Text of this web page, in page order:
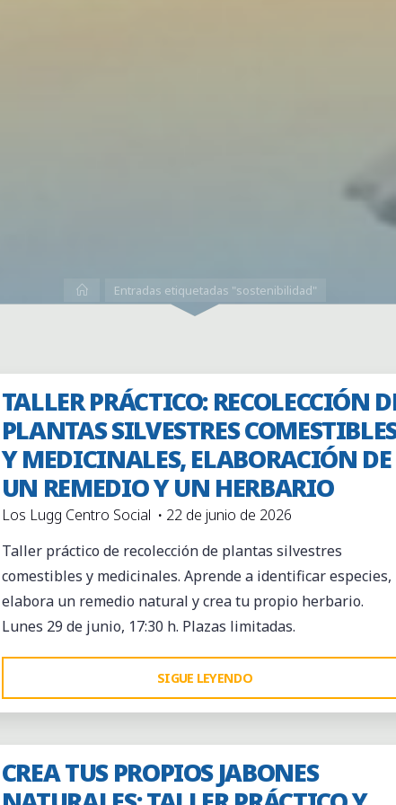
InicioEntradas etiquetadas "sostenibilidad"
TALLER PRÁCTICO: RECOLECCIÓN
PLANTAS SILVESTRES
Y MEDICINALES, ELABORACIÓN DE
UN REMEDIO Y UN HERBARIO
Los Lugg Centro Social
22 de junio de 2026
Taller práctico de recolección de plantas silvestres
comestibles y medicinales. Aprende a identificar especies,
elabora un remedio natural y crea tu propio herbario.
Lunes 29 de junio, 17:30 h. Plazas limitadas.
SIGUE LEYENDO
PRÁCTICO:
PLANTAS
CREA TUS PROPIOS JABONES